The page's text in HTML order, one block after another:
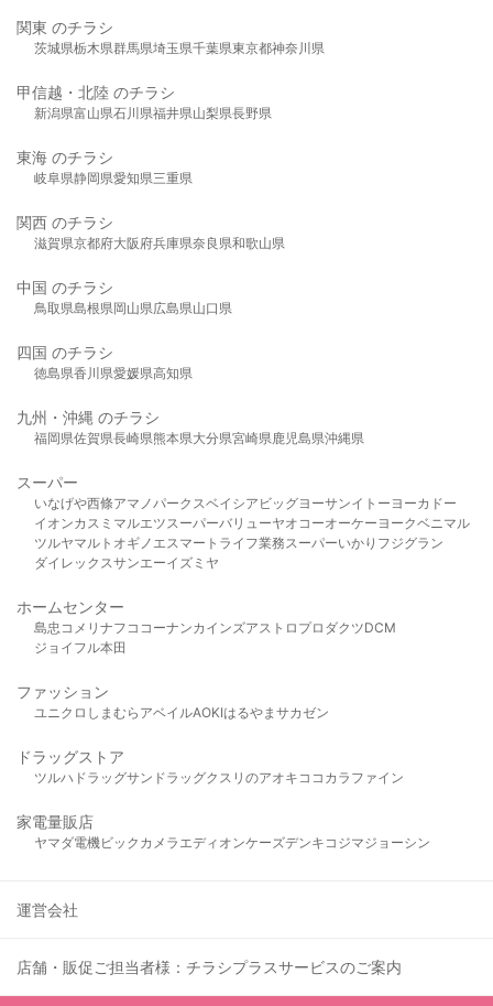
関東 のチラシ
茨城県栃木県群馬県埼玉県千葉県東京都神奈川県
甲信越・北陸 のチラシ
新潟県富山県石川県福井県山梨県長野県
東海 のチラシ
岐阜県静岡県愛知県三重県
関西 のチラシ
滋賀県京都府大阪府兵庫県奈良県和歌山県
中国 のチラシ
鳥取県島根県岡山県広島県山口県
四国 のチラシ
徳島県香川県愛媛県高知県
九州・沖縄 のチラシ
福岡県佐賀県長崎県熊本県大分県宮崎県鹿児島県沖縄県
スーパー
いなげや西條アマノパークスベイシア ビッグヨーサンイトーヨーカドー
イオンカスミ マルエツスーパーバリューヤオコーオーケー ヨークベニマル
ツルヤマルト オギノ エスマート ライフ業務スーパーいかり フジグラン
ダイレックスサンエーイズミヤ
ホームセンター
島忠 コメリ ナフコ コーナンカインズアストロプロダクツDCM
ジョイフル本田
ファッション
ユニクロ しまむら アベイルAOKIはるやま サカゼン
ドラッグストア
ツルハドラッグサンドラッグクスリのアオキ ココカラファイン
家電量販店
ヤマダ電機ビックカメラ エディオンケーズデンキ コジマジョーシン
運営会社
店舗・販促ご担当者様：チラシプラスサービスのご案内